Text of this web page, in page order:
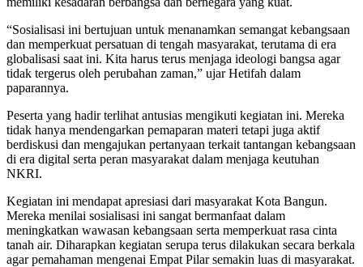
“Sosialisasi ini bertujuan untuk menanamkan semangat kebangsaan
dan memperkuat persatuan di tengah masyarakat, terutama di era
globalisasi saat ini. Kita harus terus menjaga ideologi bangsa agar
tidak tergerus oleh perubahan zaman,” ujar Hetifah dalam
paparannya.
Peserta yang hadir terlihat antusias mengikuti kegiatan ini. Mereka
tidak hanya mendengarkan pemaparan materi tetapi juga aktif
berdiskusi dan mengajukan pertanyaan terkait tantangan kebangsaan
di era digital serta peran masyarakat dalam menjaga keutuhan
NKRI.
Kegiatan ini mendapat apresiasi dari masyarakat Kota Bangun.
Mereka menilai sosialisasi ini sangat bermanfaat dalam
meningkatkan wawasan kebangsaan serta memperkuat rasa cinta
tanah air. Diharapkan kegiatan serupa terus dilakukan secara berkala
agar pemahaman mengenai Empat Pilar semakin luas di masyarakat.